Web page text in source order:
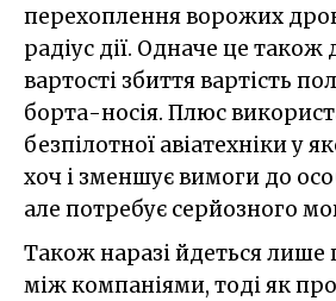
перехоплення ворожих
радіус дії. Одначе це також
вартості збиття вартість
борта-носія. Плюс
безпілотної авіатехніки у
хоч і зменшує вимоги до
але потребує серйозного
Також наразі йдеться лише
між компаніями, тоді як